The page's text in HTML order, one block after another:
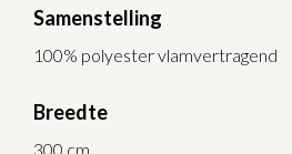
Samenstelling
100% polyester vlamvertragend
Breedte
300 cm